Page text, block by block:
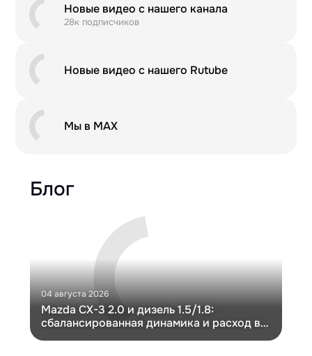
Новые видео с нашего канала
28к подписчиков
Новые видео с нашего Rutube
Мы в MAX
Блог
04 августа 2026
Mazda CX-3 2.0 и дизель 1.5/1.8:
сбалансированная динамика и расход в